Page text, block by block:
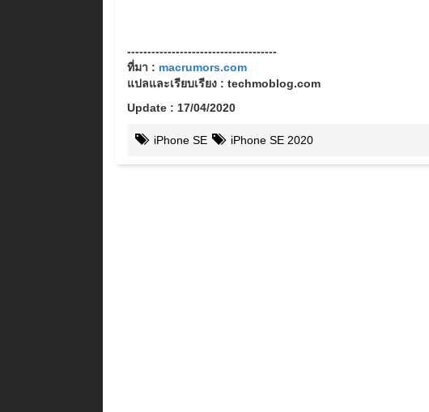
-------------------------------------
ที่มา : macrumors.com
แปลและเรียบเรียง : techmoblog.com
Update : 17/04/2020
iPhone SE iPhone SE 2020